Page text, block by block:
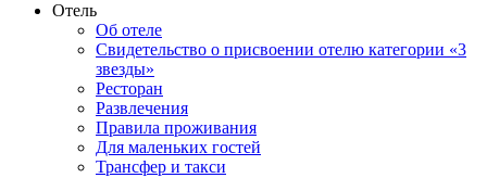
Отель
Об отеле
Свидетельство о присвоении отелю категории «3
звезды»
Ресторан
Развлечения
Правила проживания
Для маленьких гостей
Трансфер и такси